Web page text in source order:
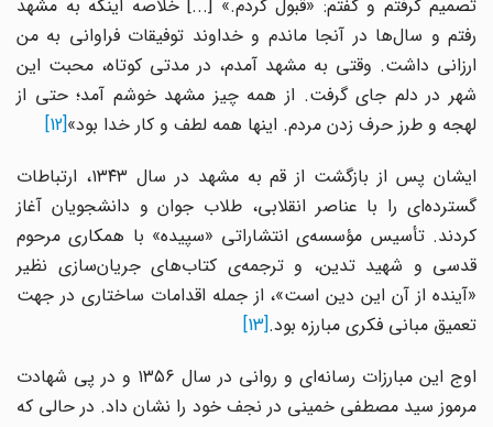
تصمیم گرفتم و گفتم: «قبول کردم.» [...] خلاصه اینکه به مشهد
رفتم و سال‌ها در آنجا ماندم و خداوند توفیقات فراوانی به من
ارزانی داشت. وقتی به مشهد آمدم، در مدتی کوتاه، محبت این
شهر در دلم جای گرفت. از همه چیز مشهد خوشم آمد؛ حتی از
لهجه و طرز حرف زدن مردم. اینها همه لطف و کار خدا بود»[12]
ایشان پس از بازگشت از قم به مشهد در سال ۱۳۴۳، ارتباطات
گسترده‌ای را با عناصر انقلابی، طلاب جوان و دانشجویان آغاز
کردند. تأسیس مؤسسه‌ی انتشاراتی «سپیده» با همکاری مرحوم
قدسی و شهید تدین، و ترجمه‌ی کتاب‌های جریان‌سازی نظیر
«آینده از آن این دین است»، از جمله اقدامات ساختاری در جهت
تعمیق مبانی فکری مبارزه بود.[13]
اوج این مبارزات رسانه‌ای و روانی در سال ۱۳۵۶ و در پی شهادت
مرموز سید مصطفی خمینی در نجف خود را نشان داد. در حالی که